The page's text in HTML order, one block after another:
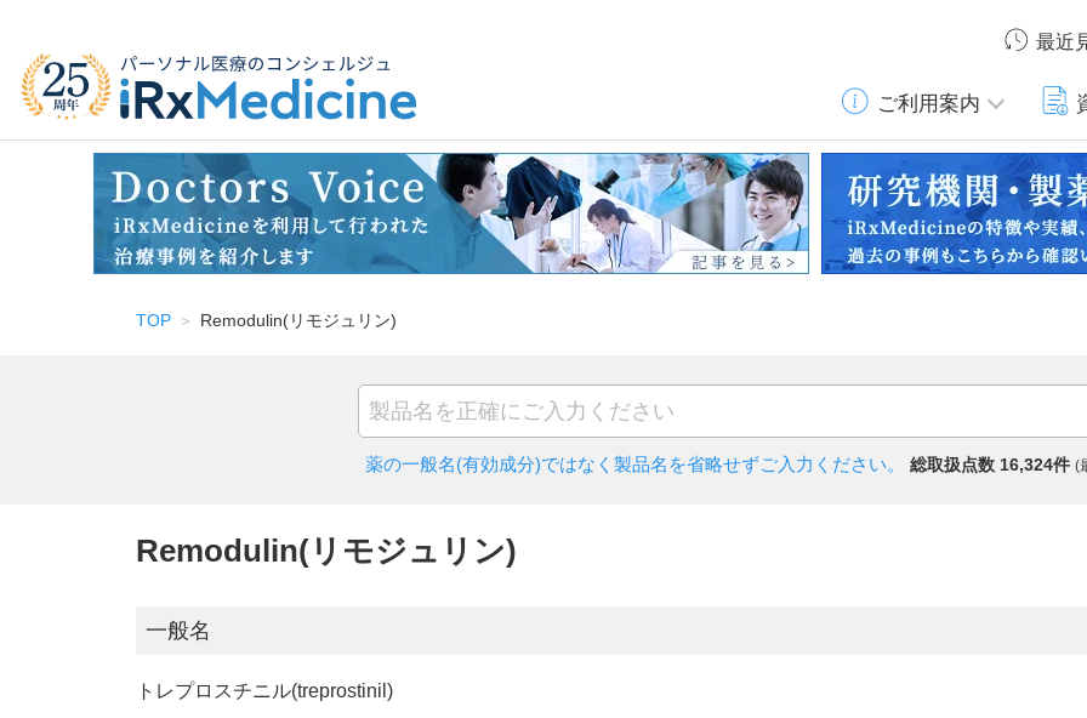
最近
ご利用案内
TOP Remodulin(リモジュリン)
薬の一般名(有効成分)ではなく 製品名を省略せずご入力ください。 総取扱点数 16,324件 (
Remodulin(リモジュリン)
一般名
トレプロスチニル(treprostinil)